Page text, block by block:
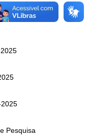
Pesquisa